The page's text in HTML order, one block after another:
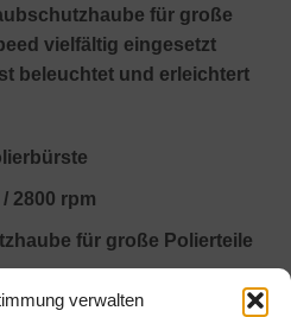
verwalten
für große
vielfältig eingesetzt
beleuchtet und erleichtert
2800 rpm
für große Polierteile